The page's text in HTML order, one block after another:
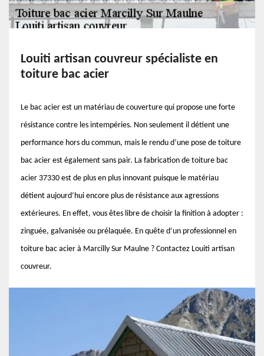
Louiti artisan couvreur spécialiste en
toiture bac acier
Le bac acier est un matériau de couverture qui propose une forte
résistance contre les intempéries. Non seulement il détient une
performance hors du commun, mais le rendu d’une pose de toiture
bac acier est également sans pair. La fabrication de toiture bac
acier 37330 est de plus en plus innovant puisque le matériau
détient aujourd’hui encore plus de résistance aux agressions
extérieures. En effet, vous êtes libre de choisir la finition à adopter :
zinguée, galvanisée ou prélaquée. En quête d’un professionnel en
toiture bac acier à Marcilly Sur Maulne ? Contactez Louiti artisan
couvreur.